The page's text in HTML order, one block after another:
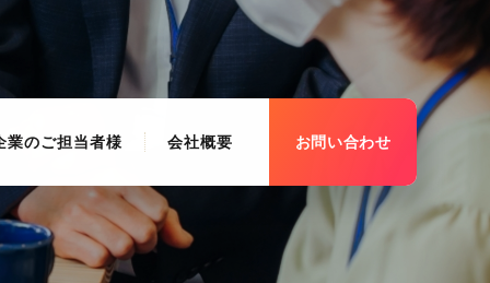
業のご担当者様 会社概要 お問い合わせ